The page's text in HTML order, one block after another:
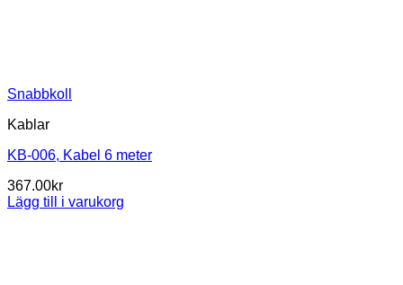
Snabbkoll
Kablar
KB-006, Kabel 6 meter
367.00kr
Lägg till i varukorg